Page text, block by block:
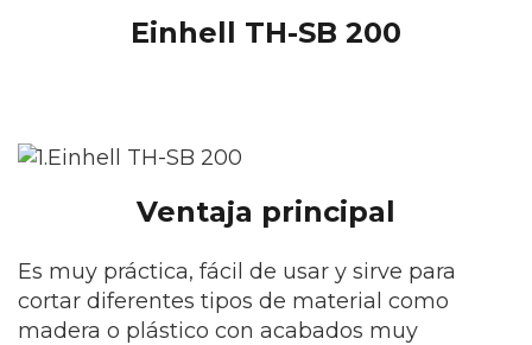
Einhell TH-SB 200
Ventaja principal
Es muy práctica, fácil de usar y sirve para
cortar diferentes tipos de material como
madera o plástico con acabados muy